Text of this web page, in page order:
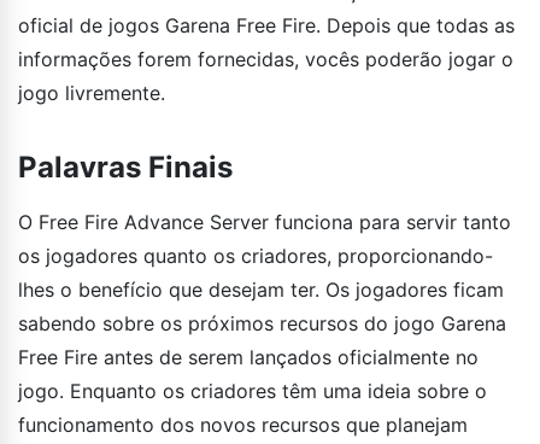
oficial de jogos Garena Free Fire. Depois que todas as
informações forem fornecidas, vocês poderão jogar o
jogo livremente.
Palavras Finais
O Free Fire Advance Server funciona para servir tanto
os jogadores quanto os criadores, proporcionando-
lhes o benefício que desejam ter. Os jogadores ficam
sabendo sobre os próximos recursos do jogo Garena
Free Fire antes de serem lançados oficialmente no
jogo. Enquanto os criadores têm uma ideia sobre o
funcionamento dos novos recursos que planejam